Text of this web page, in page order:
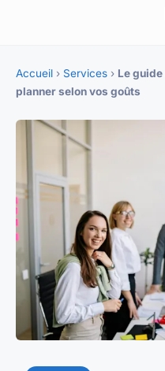
Accueil › Services › Le
planner selon vos goûts